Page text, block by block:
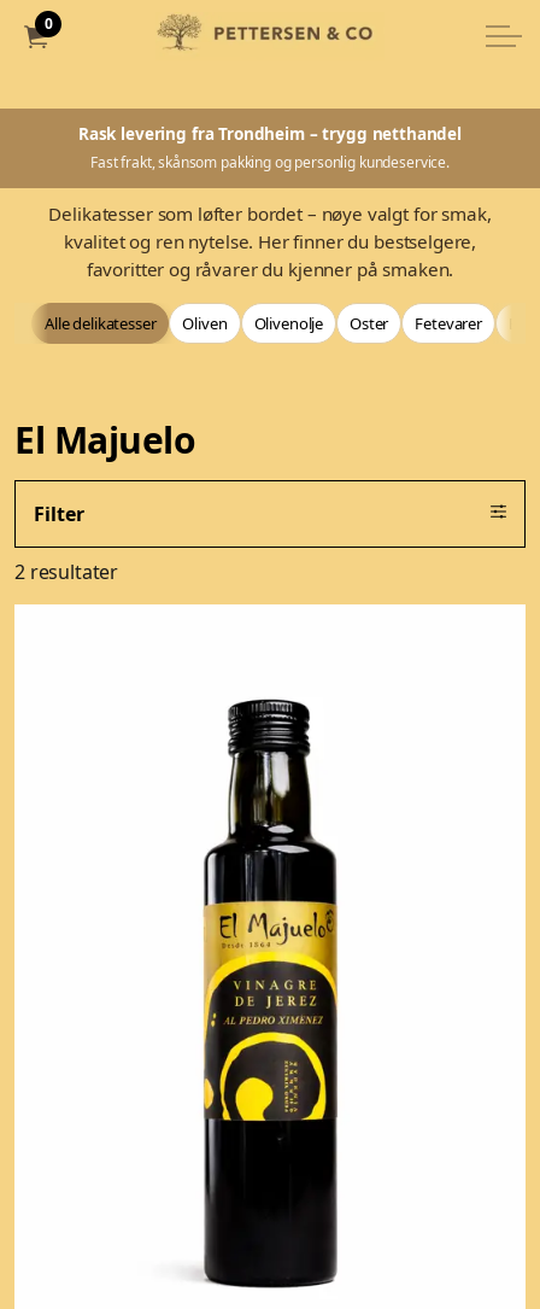
0
Rask levering fra Trondheim – trygg netthandel
Fast frakt, skånsom pakking og personlig kundeservice.
Delikatesser som løfter bordet – nøye valgt for smak,
kvalitet og ren nytelse. Her finner du bestselgere,
favoritter og råvarer du kjenner på smaken.
Alle delikatesser Oliven Olivenolje Oster Fetevarer
El Majuelo
Filter
2 resultater